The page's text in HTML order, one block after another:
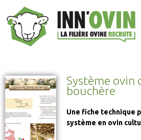
Système ovin
bouchère
Une fiche technique
système en ovin